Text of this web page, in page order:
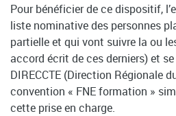
Pour bénéficier de ce dispositif,
liste nominative des personnes
partielle et qui vont suivre la ou
accord écrit de ces derniers) et
DIRECCTE (Direction Régionale
convention « FNE formation »
cette prise en charge.